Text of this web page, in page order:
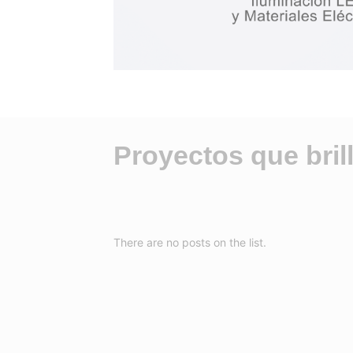
Proyectos que
There are no posts on the list.